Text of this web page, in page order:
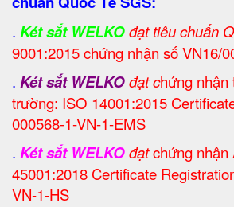
. Két sắt WELKOđạt tiêu chuẩn
9001:2015 chứng nhận số VN16/
. Két sắt WELKOđạt chứng nhận
trường: ISO 14001:2015
000568-1-VN-1-EMS
. Két sắt WELKOđạtchứng nhận
45001:2018 Certificate
VN-1-HS